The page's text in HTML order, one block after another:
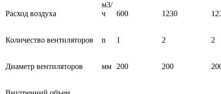
Расход воздуха
м3/
ч
600 1230
Количество вентиляторов n 1 2 2
Диаметр вентиляторов мм 200 200